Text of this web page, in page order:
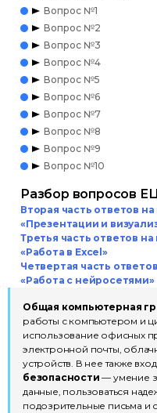
Вопрос №1
Вопрос №2
Вопрос №3
Вопрос №4
Вопрос №5
Вопрос №6
Вопрос №7
Вопрос №8
Вопрос №9
Вопрос №10
Разбор вопросов
Вторая часть ответов
«Презентации и
Третья часть ответов
«Работа в Excel»
Четвертая часть
«Работа с нейросетями»
Общая компьютерная
работы с компьютером и
использование офисных
электронной почты,
устройств. В нее также
безопасности — умение
данные, пользоваться
подозрительные письма и